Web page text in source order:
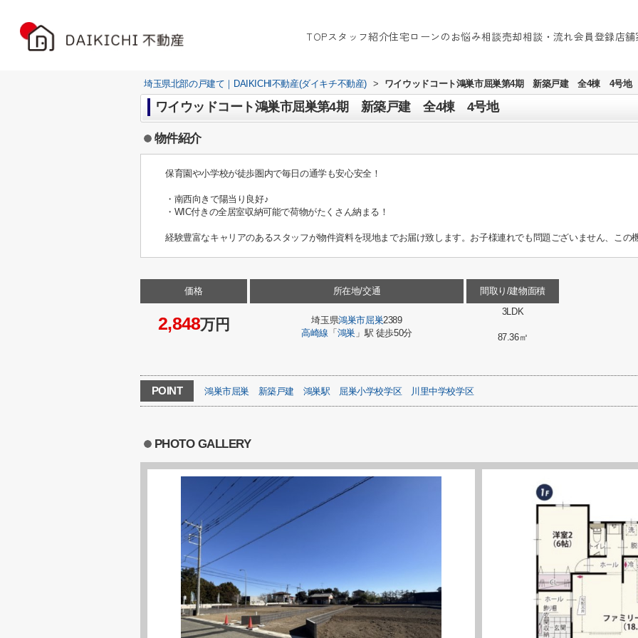
TOPスタッフ紹介住宅ローンのお悩み相談売却相談・流れ会員登録店
埼玉県北部の戸建て｜DAIKICHI不動産(ダイキチ不動産) > ワイウッドコート鴻巣市屈巣第4期 新築戸建 全4棟 4号地
ワイウッドコート鴻巣市屈巣第4期 新築戸建 全4棟 4号地
物件紹介
保育園や小学校が徒歩圏内で毎日の通学も安心安全！
・南西向きで陽当り良好♪
・WIC付きの全居室収納可能で荷物がたくさん納まる！
経験豊富なキャリアのあるスタッフが物件資料を現地までお届け致します。お子様連れでも問題ございません、この
価格
2,848万円
所在地/交通
埼玉県鴻巣市屈巣2389
高崎線 「 鴻巣 」駅 徒歩50分
間取り/建物面積
3LDK
87.36㎡
POINT 鴻巣市屈巣 新築戸建 鴻巣駅 屈巣小学校学区 川里中学校学区
PHOTO GALLERY